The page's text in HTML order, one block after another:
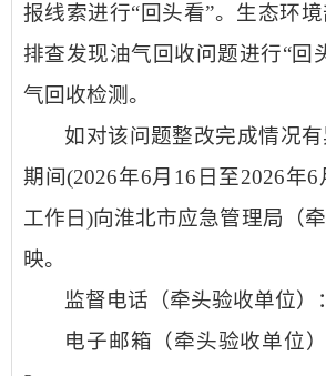
报线索进行“回头看”。生态环
排查发现油气回收问题进行“回
气回收检测。
如对该问题整改完成情况
期间(2026年6月16日至2026年
工作日)向淮北市应急管理局（
映。
监督电话（牵头验收单位）
电子邮箱（牵头验收单位